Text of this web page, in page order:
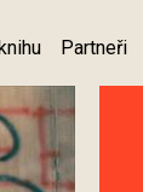
Partneři